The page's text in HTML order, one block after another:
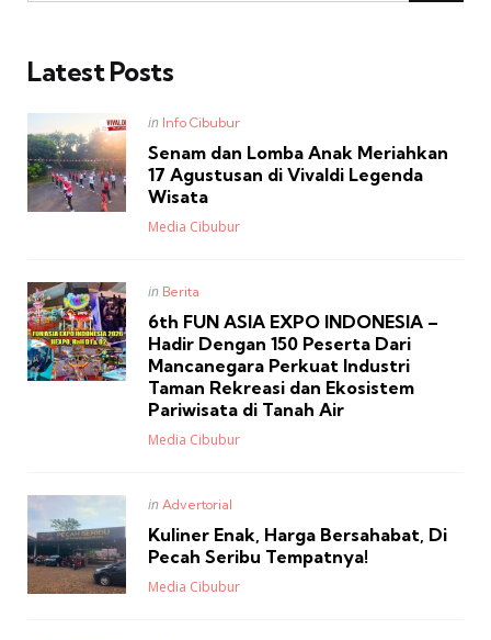
Latest Posts
Posted
in
in Info Cibubur
Senam dan Lomba Anak Meriahkan
17 Agustusan di Vivaldi Legenda
Wisata
Posted
Media Cibubur
Posted
in
in Berita
6th FUN ASIA EXPO INDONESIA –
Hadir Dengan 150 Peserta Dari
Mancanegara Perkuat Industri
Taman Rekreasi dan Ekosistem
Pariwisata di Tanah Air
Posted
Media Cibubur
Posted
in
in Advertorial
Kuliner Enak, Harga Bersahabat, Di
Pecah Seribu Tempatnya!
Posted
Media Cibubur